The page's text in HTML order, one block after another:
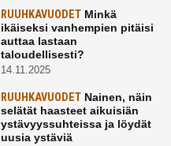
RUUHKAVUODETMinkä
ikäiseksi vanhempien pitäisi
auttaa lastaan
taloudellisesti?
14.11.2025
RUUHKAVUODETNainen, näin
selätät haasteet aikuisiän
ystävyyssuhteissa ja löydät
uusia ystäviä